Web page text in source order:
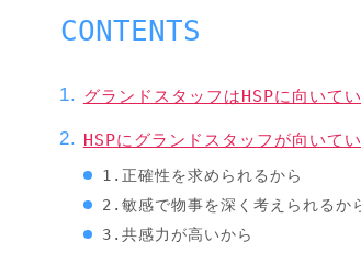
CONTENTS
グランドスタッフはHSPに向いて
HSPにグランドスタッフが向いて
1.正確性を求められるから
2.敏感で物事を深く考えられるか
3.共感力が高いから